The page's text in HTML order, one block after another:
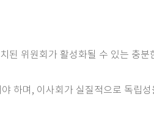
된 위원회가 활성화될 수 있는 충
하며, 이사회가 실질적으로 독립